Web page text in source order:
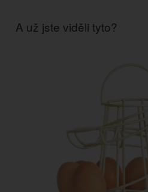
A už jste viděli tyto?